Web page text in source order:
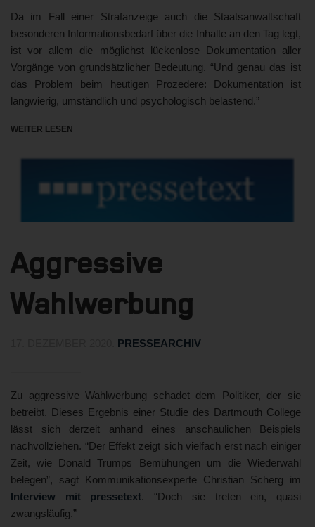
Da im Fall einer Strafanzeige auch die Staatsanwaltschaft
besonderen Informationsbedarf über die Inhalte an den Tag legt,
ist vor allem die möglichst lückenlose Dokumentation aller
Vorgänge von grundsätzlicher Bedeutung. “Und genau das ist
das Problem beim heutigen Prozedere: Dokumentation ist
langwierig, umständlich und psychologisch belastend.”
WEITER LESEN
Aggressive
Wahlwerbung
PRESSEARCHIV
Zu aggressive Wahlwerbung schadet dem Politiker, der sie
betreibt. Dieses Ergebnis einer Studie des Dartmouth College
lässt sich derzeit anhand eines anschaulichen Beispiels
nachvollziehen. “Der Effekt zeigt sich vielfach erst nach einiger
Zeit, wie Donald Trumps Bemühungen um die Wiederwahl
belegen”, sagt Kommunikationsexperte Christian Scherg im
Interview mit pressetext. “Doch sie treten ein, quasi
zwangsläufig.”